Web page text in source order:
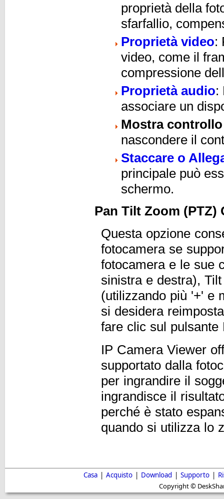
proprietà della
sfarfallio,
Proprietà video:
video, come il
compressione
Proprietà audio:
associare un
Mostra
nascondere il
Staccare o
principale può
schermo.
Pan Tilt Zoom (PTZ)
Questa opzione
fotocamera se
fotocamera e le sue
sinistra e destra),
(utilizzando più '+' e
si desidera
fare clic sul pulsante
IP Camera Viewer
supportato dalla
per ingrandire il
ingrandisce il
perché è stato
quando si utilizza lo
Casa | Acquisto | Download | Supporto |
Copyright ©